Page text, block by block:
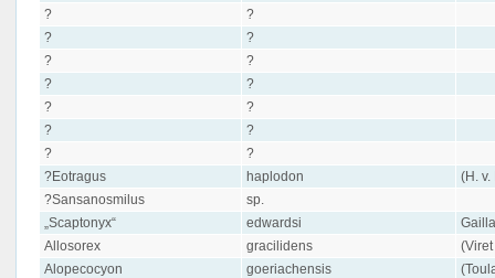
?
?
?
?
?
?
?
?
?
?
?
?
?
?
?Eotragus
haplodon
(H. v.
?Sansanosmilus
sp.
„Scaptonyx“
edwardsi
Allosorex
gracilidens
Alopecocyon
goeriachensis